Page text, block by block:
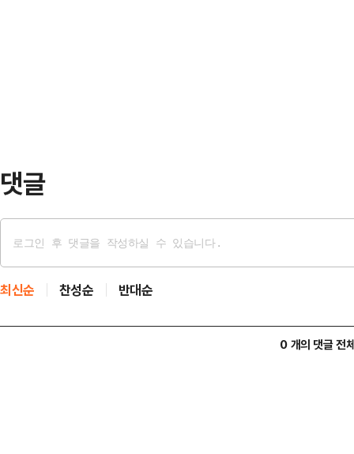
댓글
최신순 찬성순 반대순
0 개의 댓글 전